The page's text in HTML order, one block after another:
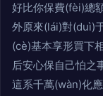
好比你保費(fèi)總
外原來(lái)對(duì)
(cè)基本享形買下
后安心保自己怕之
這系千萬(wàn)化